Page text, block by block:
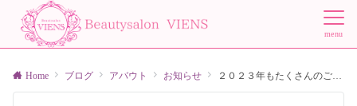
menu
Home ブログ アバウト お知らせ ２０２３年もたくさんのご利用ありがとうございました！